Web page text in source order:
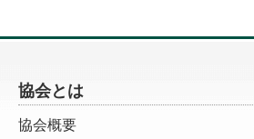
協会とは
協会概要